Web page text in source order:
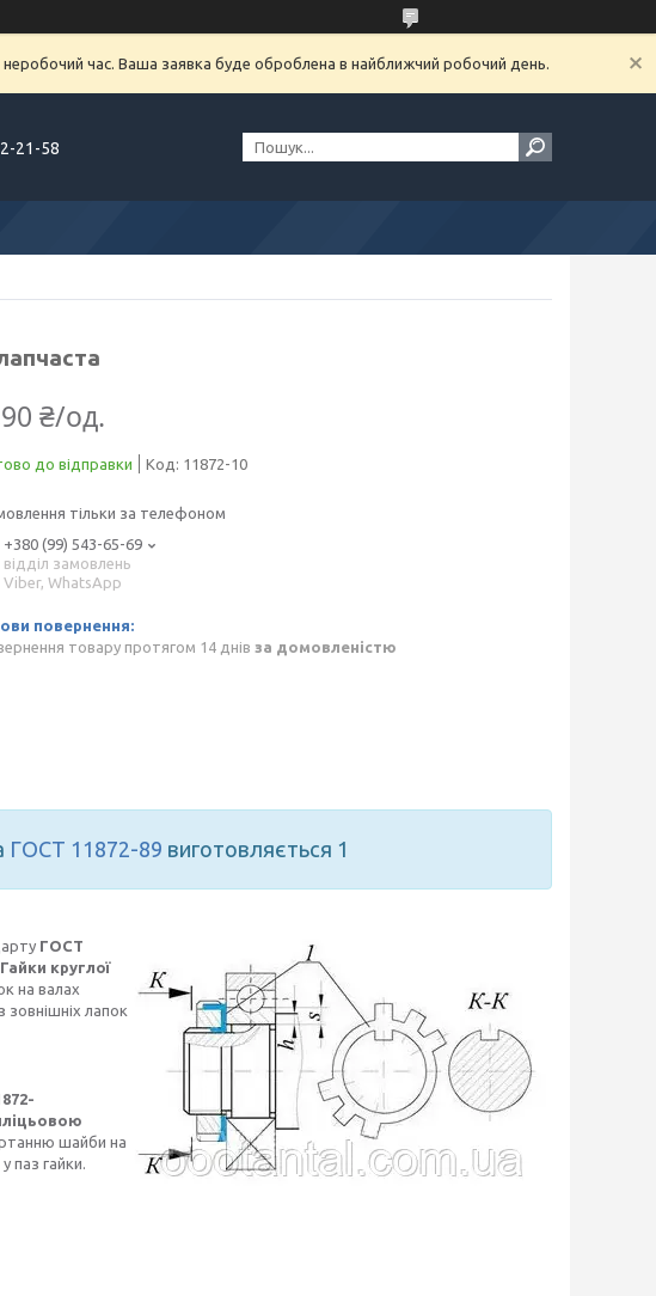
час. Ваша заявка буде оброблена в найближчий робочий день.
21-58
₴/од.
до відправки Код: 11872-10
тільки за телефоном
+380 (99) 543-65-69
відділ замовлень
Viber, WhatsApp
товару протягом 14 днів за домовленістю
ГОСТ 11872-89 виготовляється 1
ГОСТ
Гайки круглої
на валах
зовнішніх лапок
шайби на
паз гайки.